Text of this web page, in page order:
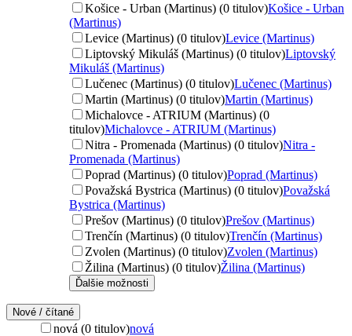
Košice - Urban (Martinus) (0 titulov)Košice - Urban
(Martinus)
Levice (Martinus) (0 titulov)Levice (Martinus)
Liptovský Mikuláš (Martinus) (0 titulov)Liptovský
Mikuláš (Martinus)
Lučenec (Martinus) (0 titulov)Lučenec (Martinus)
Martin (Martinus) (0 titulov)Martin (Martinus)
Michalovce - ATRIUM (Martinus) (0
titulov)Michalovce - ATRIUM (Martinus)
Nitra - Promenada (Martinus) (0 titulov)Nitra -
Promenada (Martinus)
Poprad (Martinus) (0 titulov)Poprad (Martinus)
Považská Bystrica (Martinus) (0 titulov)Považská
Bystrica (Martinus)
Prešov (Martinus) (0 titulov)Prešov (Martinus)
Trenčín (Martinus) (0 titulov)Trenčín (Martinus)
Zvolen (Martinus) (0 titulov)Zvolen (Martinus)
Žilina (Martinus) (0 titulov)Žilina (Martinus)
Ďalšie možnosti
Nové / čítané
nová (0 titulov)nová